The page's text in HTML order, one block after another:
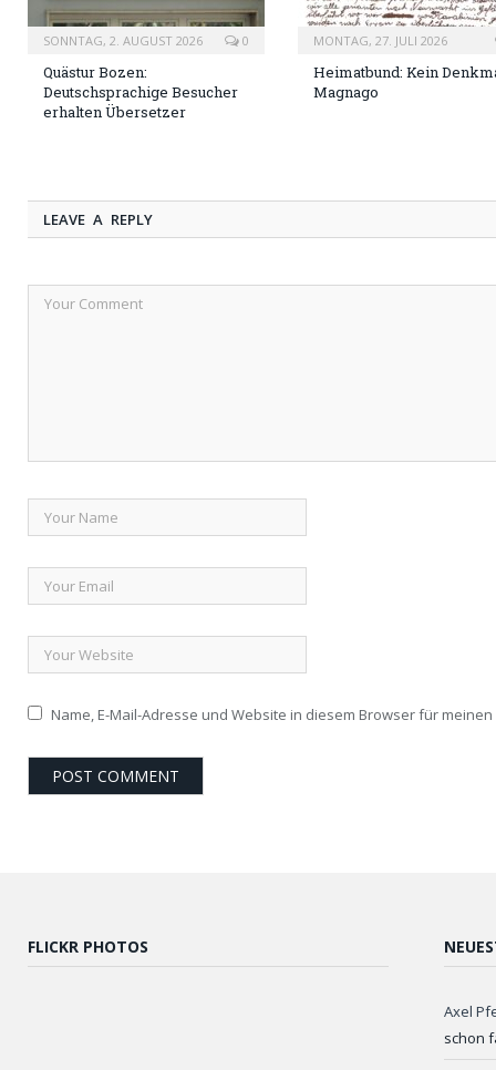
SONNTAG, 2. AUGUST 2026 0
Quästur Bozen:
Deutschsprachige Besucher
erhalten Übersetzer
MONTAG, 27. JULI 2026
Heimatbund: Kein
Magnago
LEAVE A REPLY
Name, E-Mail-Adresse und Website in diesem Browser für
FLICKR PHOTOS
Axel
schon